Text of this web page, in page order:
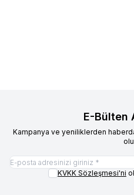
E-Bülten
Kampanya ve yeniliklerden
KVKK Sözleşmesi'ni